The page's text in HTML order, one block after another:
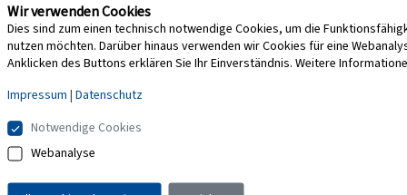
Wir verwenden Cookies
Dies sind zum einen technisch notwendige Cookies, um die
nutzen möchten. Darüber hinaus verwenden wir Cookies für eine
Anklicken des Buttons erklären Sie Ihr Einverständnis. Weitere
Impressum | Datenschutz
Notwendige Cookies
Webanalyse